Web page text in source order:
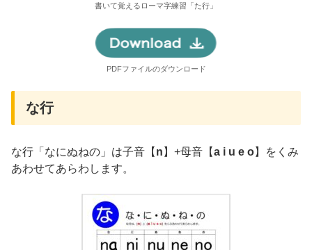
書いて覚えるローマ字練習「た行」
PDFファイルのダウンロード
な行
な行「なにぬねの」は子音【 n 】+母音【a i u e o】をくみ
あわせてあらわします。